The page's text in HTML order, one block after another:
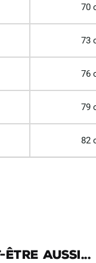
70
73
76
79
82
être aussi...